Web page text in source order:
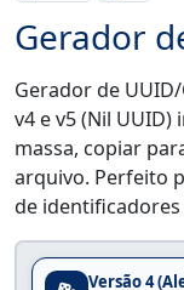
Gerador
Gerador de
v4 e v5 (Nil
massa, copiar
arquivo. Perfeito
de identificadores
Versão 4